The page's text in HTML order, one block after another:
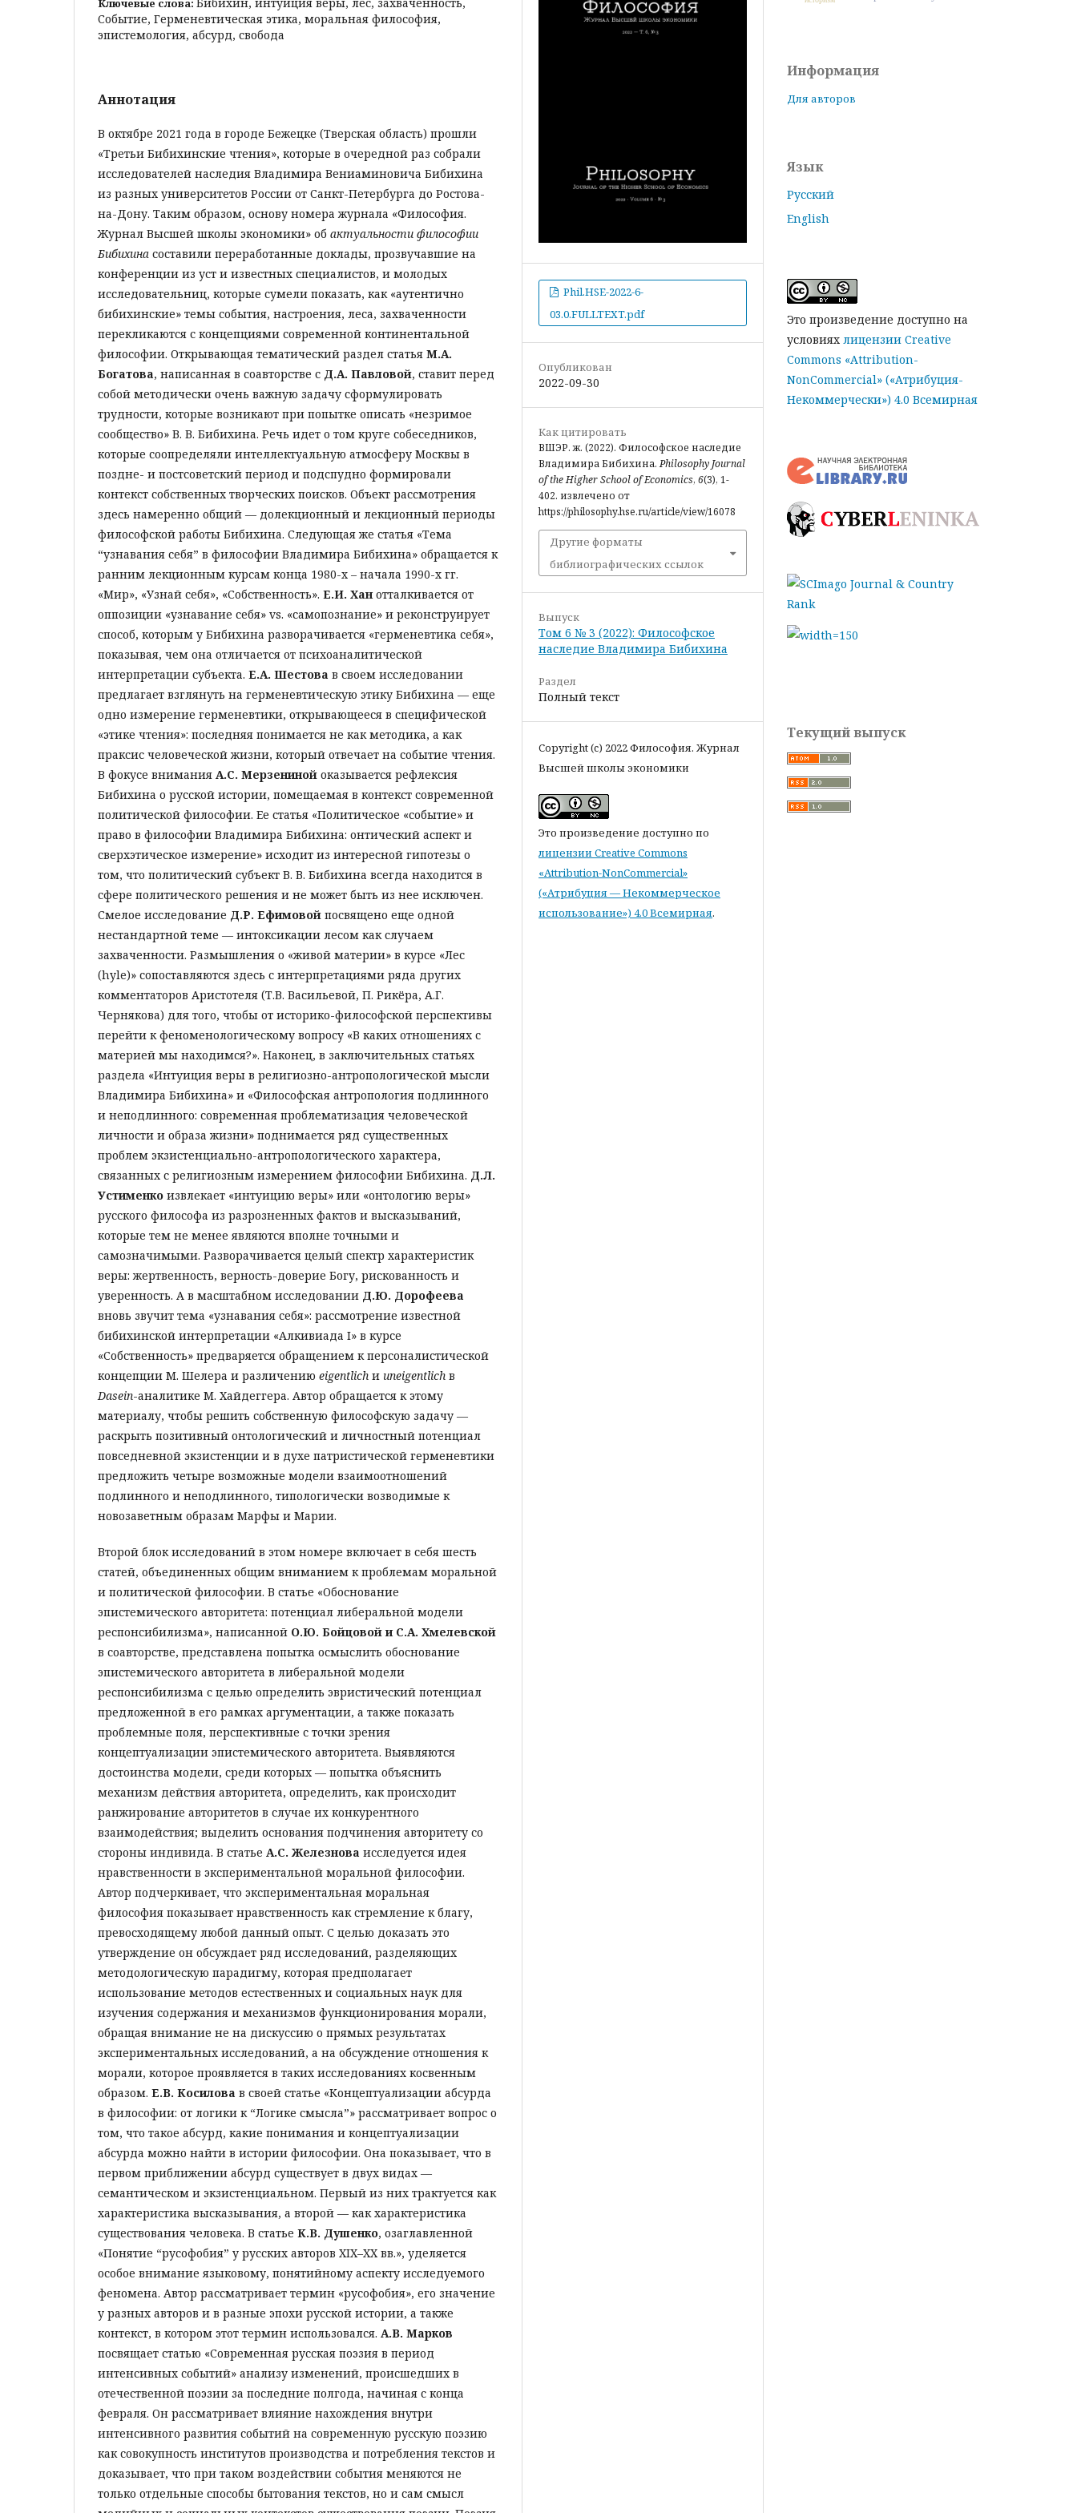
Ключевые слова:
Событие, Герменевтическая этика, моральная философия,
эпистемология, абсурд, свобода
Аннотация
В октябре 2021 года в городе Бежецке (Тверская область) прошли
«Третьи Бибихинские чтения», которые в очередной раз собрали
исследователей наследия Владимира Вениаминовича Бибихина
из разных университетов России от Санкт-Петербурга до Ростова-
на-Дону. Таким образом, основу номера журнала «Философия.
Журнал Высшей школы экономики» об актуальности философии
Бибихина составили переработанные доклады, прозвучавшие на
конференции из уст и известных специалистов, и молодых
исследовательниц, которые сумели показать, как «аутентично
бибихинские» темы события, настроения, леса, захваченности
перекликаются с концепциями современной континентальной
философии. Открывающая тематический раздел статья М.А.
Богатова, написанная в соавторстве с Д.А. Павловой, ставит перед
собой методически очень важную задачу сформулировать
трудности, которые возникают при попытке описать «незримое
сообщество» В. В. Бибихина. Речь идет о том круге собеседников,
которые соопределяли интеллектуальную атмосферу Москвы в
поздне- и постсоветский период и подспудно формировали
контекст собственных творческих поисков. Объект рассмотрения
здесь намеренно общий — долекционный и лекционный периоды
философской работы Бибихина. Cледующая же статья «Тема
“узнавания себя” в философии Владимира Бибихина» обращается к
ранним лекционным курсам конца 1980-х – начала 1990-х гг.
«Мир», «Узнай себя», «Собственность». Е.И. Ханотталкивается от
оппозиции «узнавание себя» vs. «самопознание» и реконструирует
способ, которым у Бибихина разворачивается «герменевтика себя»,
показывая, чем она отличается от психоаналитической
интерпретации субъекта. Е.А. Шестова в своем исследовании
предлагает взглянуть на герменевтическую этику Бибихина — еще
одно измерение герменевтики, открывающееся в специфической
«этике чтения»: последняя понимается не как методика, а как
праксис человеческой жизни, который отвечает на событие чтения.
В фокусе внимания А.С. Мерзениной оказывается рефлексия
Бибихина о русской истории, помещаемая в контекст современной
политической философии. Ее статья «Политическое «событие» и
право в философии Владимира Бибихина: онтический аспект и
сверхэтическое измерение» исходит из интересной гипотезы о
том, что политический субъект В. В. Бибихина всегда находится в
сфере политического решения и не может быть из нее исключен.
Смелое исследование Д.Р. Ефимовой посвящено еще одной
нестандартной теме — интоксикации лесом как случаем
захваченности. Размышления о «живой материи» в курсе «Лес
(hyle)» сопоставляются здесь с интерпретациями ряда других
комментаторов Аристотеля (Т.В. Васильевой, П. Рикёра, А.Г.
Чернякова) для того, чтобы от историко-философской перспективы
перейти к феноменологическому вопросу «В каких отношениях с
материей мы находимся?». Наконец, в заключительных статьях
раздела «Интуиция веры в религиозно-антропологической мысли
Владимира Бибихина» и «Философская антропология подлинного
и неподлинного: современная проблематизация человеческой
личности и образа жизни» поднимается ряд существенных
проблем экзистенциально-антропологического характера,
связанных с религиозным измерением философии Бибихина. Д.Л.
Устименко извлекает «интуицию веры» или «онтологию веры»
русского философа из разрозненных фактов и высказываний,
которые тем не менее являются вполне точными и
самозначимыми. Разворачивается целый спектр характеристик
веры: жертвенность, верность-доверие Богу, рискованность и
уверенность. А в масштабном исследовании Д.Ю. Дорофеева
вновь звучит тема «узнавания себя»: рассмотрение известной
бибихинской интерпретации «Алкивиада I» в курсе
«Собственность» предваряется обращением к персоналистической
концепции М. Шелера и различению eigentlich и uneigentlich в
Dasein-аналитике М. Хайдеггера. Автор обращается к этому
материалу, чтобы решить собственную философскую задачу —
раскрыть позитивный онтологический и личностный потенциал
повседневной экзистенции и в духе патристической герменевтики
предложить четыре возможные модели взаимоотношений
подлинного и неподлинного, типологически возводимые к
новозаветным образам Марфы и Марии.
Второй блок исследований в этом номере включает в себя шесть
статей, объединенных общим вниманием к проблемам моральной
и политической философии. В статье «Обоснование
эпистемического авторитета: потенциал либеральной модели
респонсибилизма», написанной О.Ю. Бойцовой и С.А. Хмелевской
в соавторстве, представлена попытка осмыслить обоснование
эпистемического авторитета в либеральной модели
респонсибилизма с целью определить эвристический потенциал
предложенной в его рамках аргументации, а также показать
проблемные поля, перспективные с точки зрения
концептуализации эпистемического авторитета. Выявляются
достоинства модели, среди которых — попытка объяснить
механизм действия авторитета, определить, как происходит
ранжирование авторитетов в случае их конкурентного
взаимодействия; выделить основания подчинения авторитету со
стороны индивида. В статье А.С. Железнова исследуется идея
нравственности в экспериментальной моральной философии.
Автор подчеркивает, что экспериментальная моральная
философия показывает нравственность как стремление к благу,
превосходящему любой данный опыт. С целью доказать это
утверждение он обсуждает ряд исследований, разделяющих
методологическую парадигму, которая предполагает
использование методов естественных и социальных наук для
изучения содержания и механизмов функционирования морали,
обращая внимание не на дискуссию о прямых результатах
экспериментальных исследований, а на обсуждение отношения к
морали, которое проявляется в таких исследованиях косвенным
образом. Е.В. Косилова в своей статье «Концептуализации абсурда
в философии: от логики к “Логике смысла”» рассматривает вопрос о
том, что такое абсурд, какие понимания и концептуализации
абсурда можно найти в истории философии. Она показывает, что в
первом приближении абсурд существует в двух видах —
семантическом и экзистенциальном. Первый из них трактуется как
характеристика высказывания, а второй — как характеристика
существования человека. В статье К.В. Душенко, озаглавленной
«Понятие “русофобия” у русских авторов XIX–XX вв.», уделяется
особое внимание языковому, понятийному аспекту исследуемого
феномена. Автор рассматривает термин «русофобия», его значение
у разных авторов и в разные эпохи русской истории, а также
контекст, в котором этот термин использовался. А.В. Марков
посвящает статью «Современная русская поэзия в период
интенсивных событий» анализу изменений, происшедших в
отечественной поэзии за последние полгода, начиная с конца
февраля. Он рассматривает влияние нахождения внутри
интенсивного развития событий на современную русскую поэзию
как совокупность институтов производства и потребления текстов и
доказывает, что при таком воздействии события меняются не
только отдельные способы бытования текстов, но и сам смысл
Phil.HSE-2022-6-
03.0.FULLTEXT.pdf
Опубликован
2022-09-30
Как цитировать
ВШЭР. ж. (2022). Философское наследие
Владимира Бибихина.Philosophy Journal
of the Higher School of Economics, 6(3), 1-
402. извлечено от
https://philosophy.hse.ru/article/view/16078
Другие форматы
библиографических ссылок
Выпуск
Том 6 № 3 (2022): Философское
наследие Владимира Бибихина
Раздел
Полный текст
Copyright (c) 2022 Философия. Журнал
Высшей школы экономики
Это произведение доступно по
лицензии Creative Commons
«Attribution-NonCommercial»
(«Атрибуция — Некоммерческое
использование») 4.0 Всемирная.
Информация
Для авторов
Язык
Русский
English
Это произведение доступно на
условиях лицензии Creative
Commons «Attribution-
NonCommercial» («Атрибуция-
Некоммерчески») 4.0 Всемирная
Текущий выпуск